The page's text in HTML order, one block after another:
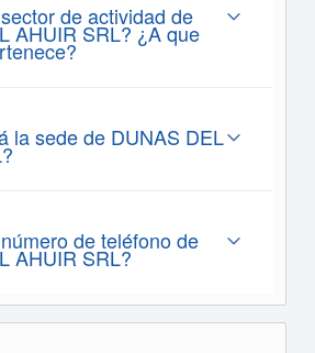
de actividad de
AHUIR SRL? ¿A que
la sede de DUNAS DEL
de teléfono de
AHUIR SRL?